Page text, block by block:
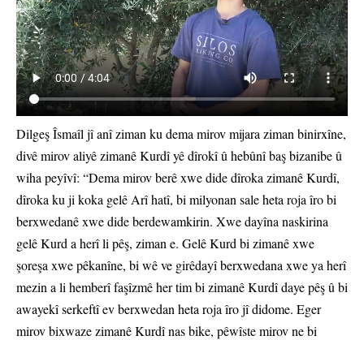
Dilgeş Îsmaîl jî anî ziman ku dema mirov mijara ziman binirxîne,
divê mirov aliyê zimanê Kurdî yê dîrokî û hebûnî baş bizanibe û
wiha peyîvî: “Dema mirov berê xwe dide dîroka zimanê Kurdî,
dîroka ku ji koka gelê Arî hatî, bi milyonan sale heta roja îro bi
berxwedanê xwe dide berdewamkirin. Xwe dayîna naskirina
gelê Kurd a herî li pêş, ziman e. Gelê Kurd bi zimanê xwe
şoreşa xwe pêkanîne, bi wê ve girêdayî berxwedana xwe ya herî
mezin a li hemberî faşîzmê her tim bi zimanê Kurdî daye pêş û bi
awayekî serkeftî ev berxwedan heta roja îro jî didome. Eger
mirov bixwaze zimanê Kurdî nas bike, pêwîste mirov ne bi